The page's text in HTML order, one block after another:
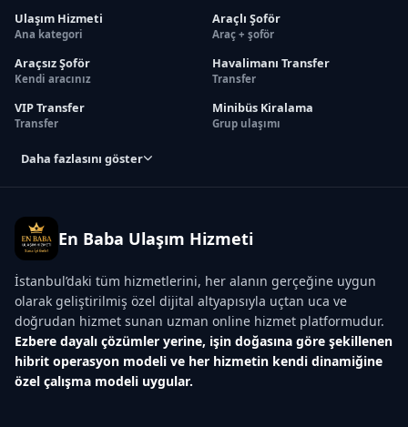
Ulaşım Hizmeti
Ana kategori
Araçlı Şoför
Araç + şoför
Araçsız Şoför
Kendi aracınız
Havalimanı Transfer
Transfer
VIP Transfer
Transfer
Minibüs Kiralama
Grup ulaşımı
Daha fazlasını göster
En Baba Ulaşım Hizmeti
İstanbul’daki tüm hizmetlerini, her alanın gerçeğine uygun
olarak geliştirilmiş özel dijital altyapısıyla uçtan uca ve
doğrudan hizmet sunan uzman online hizmet platformudur.
Ezbere dayalı çözümler yerine, işin doğasına göre şekillenen
hibrit operasyon modeli ve her hizmetin kendi dinamiğine
özel çalışma modeli uygular.